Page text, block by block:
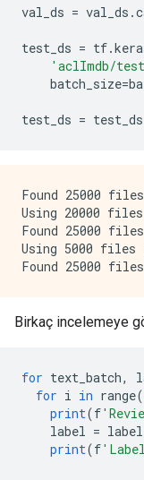
val_ds = val_ds .
test_ds = tf.
'aclImdb/
batch_size=
test_ds = test_ds
Found 25000
Using 20000
Found 25000
Using 5000
Birkaç incelemeye
for text_batch,
for i in range(
print(f
label =
print(f